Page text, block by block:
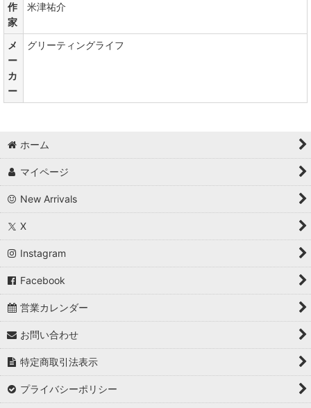
作
家
米津祐介
メ
ー
カ
ー
グリーティングライフ
ホーム
マイページ
New Arrivals
X
Instagram
Facebook
営業カレンダー
お問い合わせ
特定商取引法表示
プライバシーポリシー